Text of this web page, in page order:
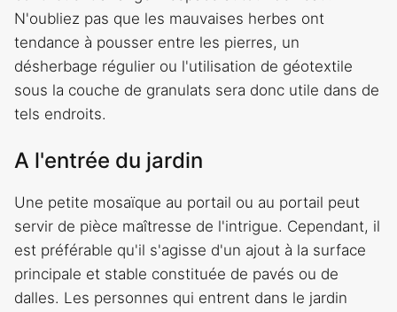
N'oubliez pas que les mauvaises herbes ont
tendance à pousser entre les pierres, un
désherbage régulier ou l'utilisation de géotextile
sous la couche de granulats sera donc utile dans de
tels endroits.
A l'entrée du jardin
Une petite mosaïque au portail ou au portail peut
servir de pièce maîtresse de l'intrigue. Cependant, il
est préférable qu'il s'agisse d'un ajout à la surface
principale et stable constituée de pavés ou de
dalles. Les personnes qui entrent dans le jardin